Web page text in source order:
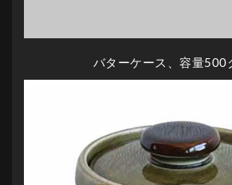
バターケース、容量500